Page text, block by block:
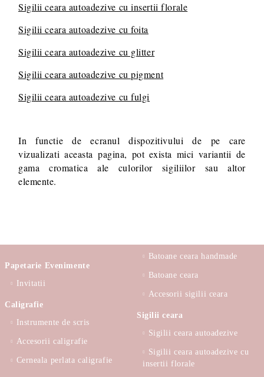
Sigilii ceara autoadezive cu insertii florale
Sigilii ceara autoadezive cu foita
Sigilii ceara autoadezive cu glitter
Sigilii ceara autoadezive cu pigment
Sigilii ceara autoadezive cu fulgi
In functie de ecranul dispozitivului de pe care
vizualizati aceasta pagina, pot exista mici variantii de
gama cromatica ale culorilor sigiliilor sau altor
elemente.
Papetarie Evenimente
Invitatii
Caligrafie
Instrumente de scris
Accesorii caligrafie
Cerneala perlata caligrafie
Batoane ceara handmade
Batoane ceara
Accesorii sigilii ceara
Sigilii ceara
Sigilii ceara autoadezive
Sigilii ceara autoadezive cu
insertii florale